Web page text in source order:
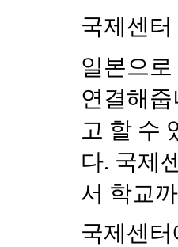
국제센터
일본으
연결해
고 할 수
다. 국제
서 학교
국제센